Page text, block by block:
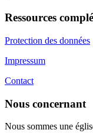
Ressources
Protection des données
Impressum
Contact
Nous concernant
Nous sommes une